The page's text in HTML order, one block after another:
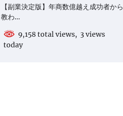
【副業決定版】年商数億越え成功者から
教わ…
9,158 total views, 3 views
today